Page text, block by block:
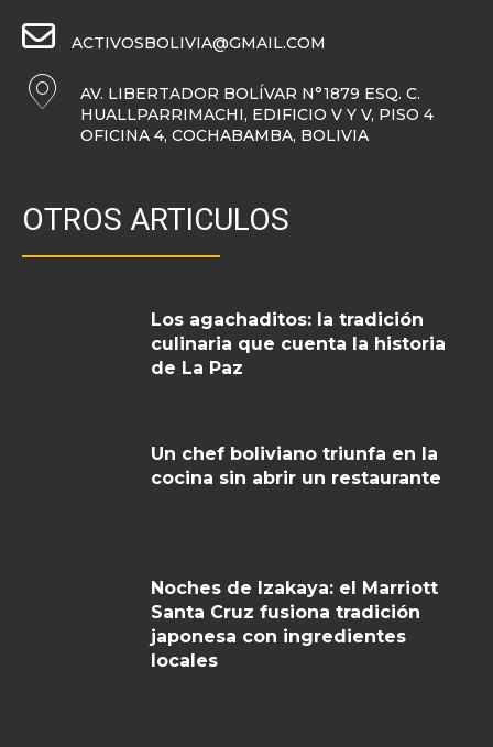
ACTIVOSBOLIVIA@GMAIL.COM
AV. LIBERTADOR BOLÍVAR N°1879 ESQ. C.
HUALLPARRIMACHI, EDIFICIO V Y V, PISO 4
OFICINA 4, COCHABAMBA, BOLIVIA
OTROS ARTICULOS
Los agachaditos: la tradición
culinaria que cuenta la historia
de La Paz
Un chef boliviano triunfa en la
cocina sin abrir un restaurante
Noches de Izakaya: el Marriott
Santa Cruz fusiona tradición
japonesa con ingredientes
locales